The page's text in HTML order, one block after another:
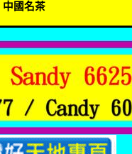
中國名茶